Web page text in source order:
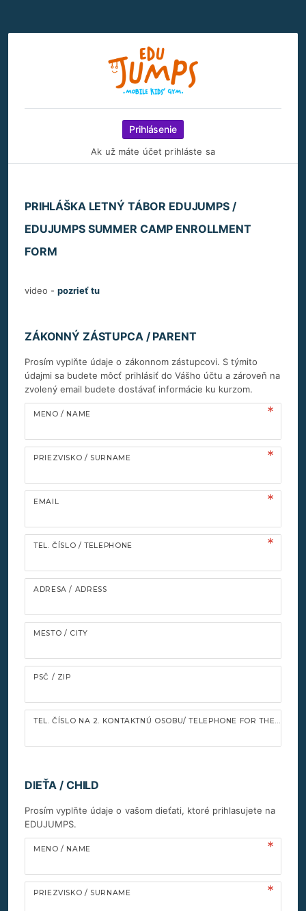
Prihlásenie
Ak už máte účet prihláste sa
PRIHLÁŠKA LETNÝ TÁBOR EDUJUMPS /
EDUJUMPS SUMMER CAMP ENROLLMENT
FORM
video -pozrieť tu
ZÁKONNÝ ZÁSTUPCA / PARENT
Prosím vyplňte údaje o zákonnom zástupcovi. S týmito
údajmi sa budete môcť prihlásiť do Vášho účtu a zároveň na
zvolený email budete dostávať informácie ku kurzom.
MENO / NAME
PRIEZVISKO / SURNAME
EMAIL
TEL. ČÍSLO / TELEPHONE
ADRESA / ADRESS
MESTO / CITY
PSČ / ZIP
TEL. ČÍSLO NA 2. KONTAKTNÚ OSOBU/ TELEPHONE FOR THE SECOND CONTACT PERSON
DIEŤA / CHILD
Prosím vyplňte údaje o vašom dieťati, ktoré prihlasujete na
EDUJUMPS.
MENO / NAME
PRIEZVISKO / SURNAME